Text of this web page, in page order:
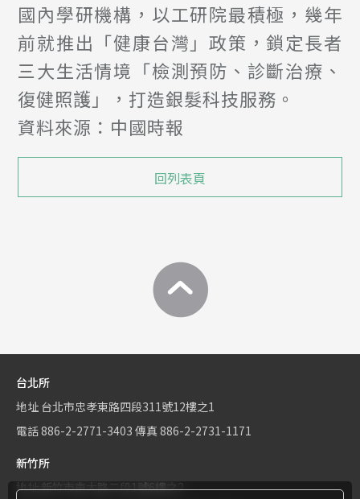
國內學研機構，以工研院最積極，幾年
前就推出「健康台灣」政策，鎖定長者
三大生活情境「檢測預防、診斷治療、
復健照護」，打造銀髮科技服務。
資料來源：中國時報
回列表頁
台北所
地址 台北市忠孝東路四段311號12樓之1
電話886-2-2771-3403 傳真 886-2-2731-1171
新竹所
地址新竹市東大路二段1號6樓之2